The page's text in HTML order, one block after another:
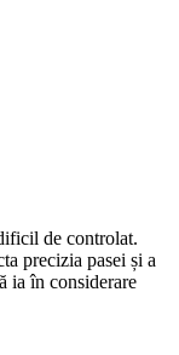
de controlat.
precizia pasei și a
ia în considerare